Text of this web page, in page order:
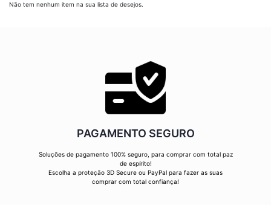
Não tem nenhum item na sua lista de desejos.
PAGAMENTO SEGURO
Soluções de pagamento 100% seguro, para comprar com total paz
de espírito!
Escolha a proteção 3D Secure ou PayPal para fazer as suas
comprar com total confiança!